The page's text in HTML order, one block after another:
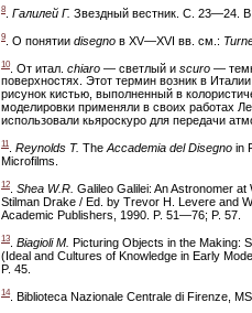
8 Галилей Г. Звездный вестник. С. 23—24.
9 . О понятии disegno в XV—XVI вв. см.:
10 . От итал. chiaro — светлый и scuro —
поверхностях. Этот термин возник в
рисунок кистью, выполненный в
моделировки применяли в своих работах
использовали кьяроскуро для передачи
11 Reynolds T. The Accademia del Disegno in
Microfilms.
12 Shea W.R. Galileo Galilei: An Astronomer
Stilman Drake / Ed. by Trevor H. Levere and
Academic Publishers, 1990. P. 51—76; P. 57.
13 Biagioli M. Picturing Objects in the Making:
(Ideal and Cultures of Knowledge in Early
P. 45.
14. Biblioteca Nazionale Centrale di Firenze,